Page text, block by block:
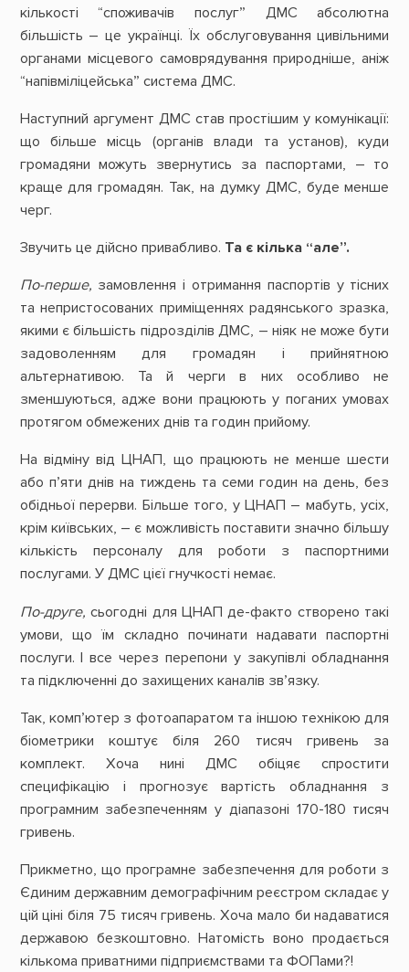
кількості “споживачів послуг” ДМС абсолютна
більшість – це українці. Їх обслуговування цивільними
органами місцевого самоврядування природніше, аніж
“напівміліцейська” система ДМС.
Наступний аргумент ДМС став простішим у комунікації:
що більше місць (органів влади та установ), куди
громадяни можуть звернутись за паспортами, – то
краще для громадян. Так, на думку ДМС, буде менше
черг.
Звучить це дійсно привабливо. Та є кілька “але”.
По-перше, замовлення і отримання паспортів у тісних
та непристосованих приміщеннях радянського зразка,
якими є більшість підрозділів ДМС, – ніяк не може бути
задоволенням для громадян і прийнятною
альтернативою. Та й черги в них особливо не
зменшуються, адже вони працюють у поганих умовах
протягом обмежених днів та годин прийому.
На відміну від ЦНАП, що працюють не менше шести
або п’яти днів на тиждень та семи годин на день, без
обідньої перерви. Більше того, у ЦНАП – мабуть, усіх,
крім київських, – є можливість поставити значно більшу
кількість персоналу для роботи з паспортними
послугами. У ДМС цієї гнучкості немає.
По-друге, сьогодні для ЦНАП де-факто створено такі
умови, що їм складно починати надавати паспортні
послуги. І все через перепони у закупівлі обладнання
та підключенні до захищених каналів зв’язку.
Так, комп’ютер з фотоапаратом та іншою технікою для
біометрики коштує біля 260 тисяч гривень за
комплект. Хоча нині ДМС обіцяє спростити
специфікацію і прогнозує вартість обладнання з
програмним забезпеченням у діапазоні 170-180 тисяч
гривень.
Прикметно, що програмне забезпечення для роботи з
Єдиним державним демографічним реєстром складає у
цій ціні біля 75 тисяч гривень. Хоча мало би надаватися
державою безкоштовно. Натомість воно продається
кількома приватними підприємствами та ФОПами?!